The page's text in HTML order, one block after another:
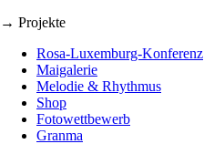
→ Projekte
Rosa-Luxemburg-Konferenz
Maigalerie
Melodie & Rhythmus
Shop
Fotowettbewerb
Granma